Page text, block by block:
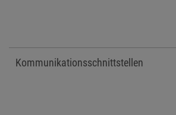
Kommunikationsschnittstellen